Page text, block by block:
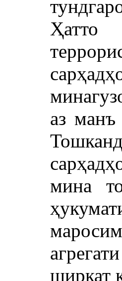
Ҳатто
аз
мина
ширкат